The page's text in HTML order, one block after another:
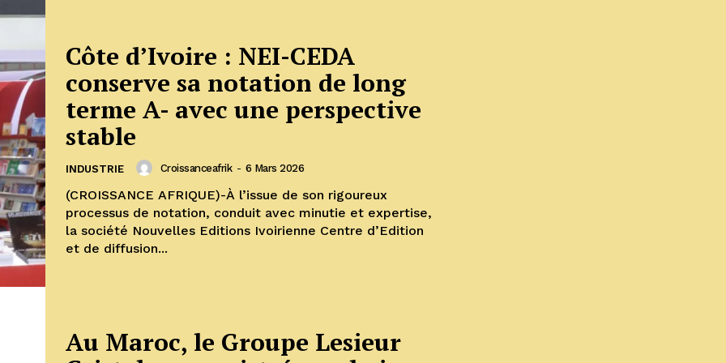
Côte d’Ivoire : NEI-CEDA
conserve sa notation de long
terme A- avec une perspective
stable
INDUSTRIE Croissanceafrik - 6 Mars 2026
(CROISSANCE AFRIQUE)-À l’issue de son rigoureux
processus de notation, conduit avec minutie et expertise,
la société Nouvelles Editions Ivoirienne Centre d’Edition
et de diffusion...
Au Maroc, le Groupe Lesieur